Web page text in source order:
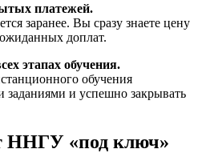
платежей.
заранее. Вы сразу знаете цену
доплат.
этапах обучения.
обучения
заданиями и успешно закрывать
ННГУ «под ключ»